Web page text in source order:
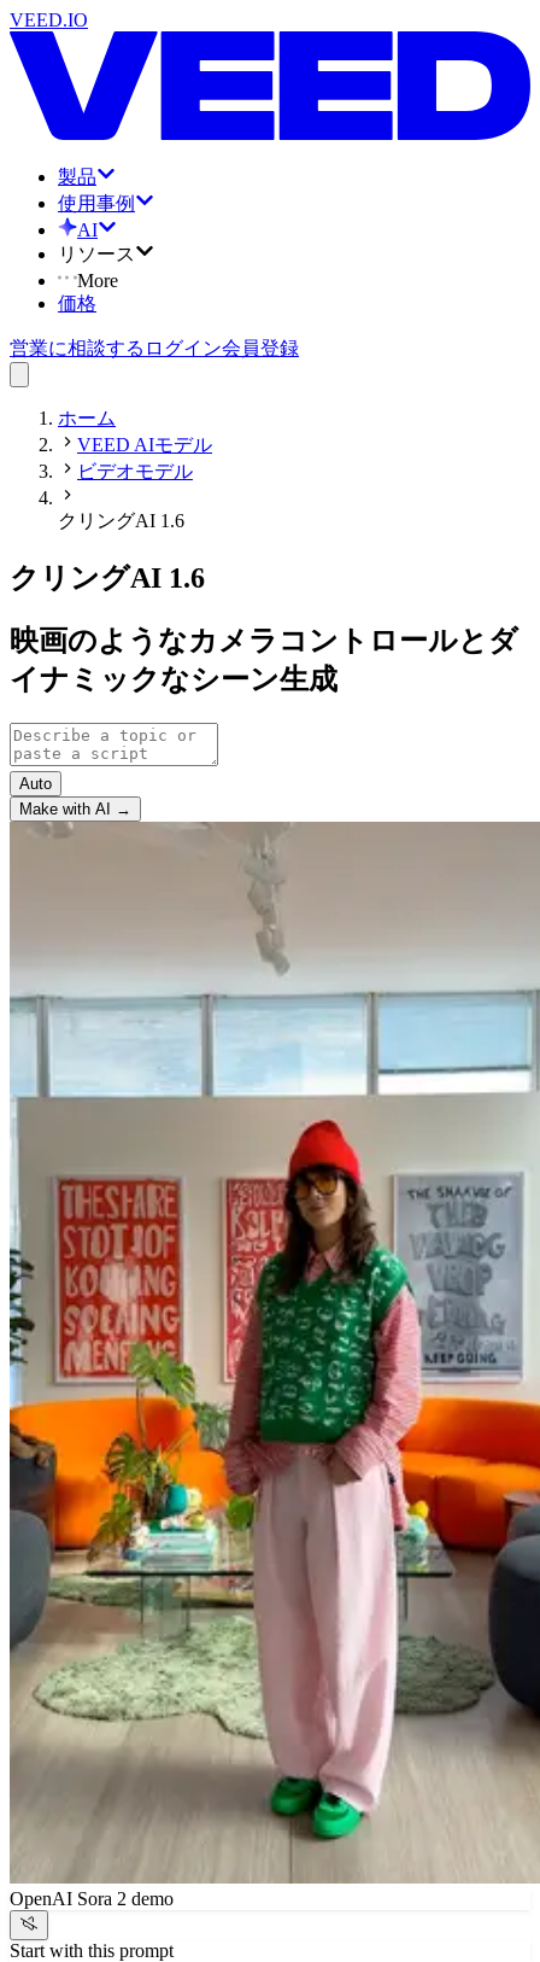
VEED.IO
製品
使用事例
AI
リソース
More
価格
営業に相談する ログイン会員登録
ホーム
VEED AIモデル
ビデオモデル
クリングAI 1.6
クリングAI 1.6
映画のようなカメラコントロールとダ
イナミックなシーン生成
Auto
Make with AI →
OpenAI Sora 2 demo
Start with this prompt